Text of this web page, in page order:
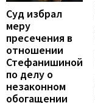
Суд избрал
меру
пресечения в
отношении
Стефанишиной
по делу о
незаконном
обогащении